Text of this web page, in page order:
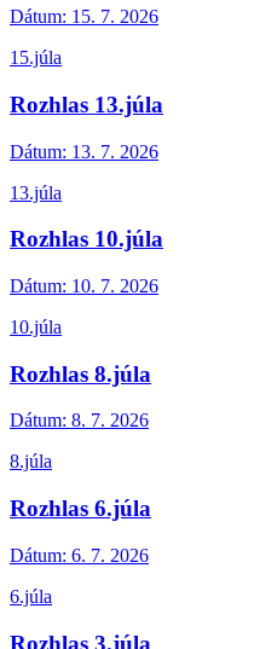
Dátum: 15. 7. 2026
15.júla
Rozhlas 13.júla
Dátum: 13. 7. 2026
13.júla
Rozhlas 10.júla
Dátum: 10. 7. 2026
10.júla
Rozhlas 8.júla
Dátum: 8. 7. 2026
8.júla
Rozhlas 6.júla
Dátum: 6. 7. 2026
6.júla
Rozhlas 3.júla